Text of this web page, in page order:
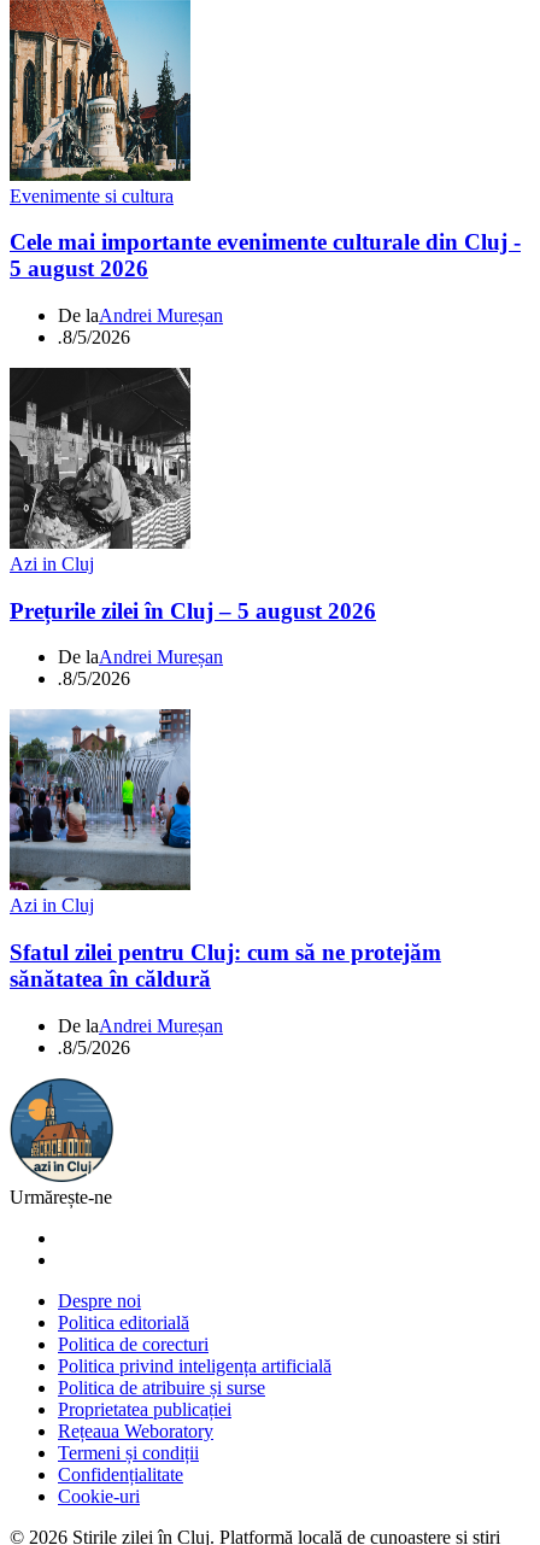
Evenimente si cultura
Cele mai importante evenimente culturale din Cluj -
5 august 2026
De laAndrei Mureșan
.8/5/2026
Azi in Cluj
Prețurile zilei în Cluj – 5 august 2026
De laAndrei Mureșan
.8/5/2026
Azi in Cluj
Sfatul zilei pentru Cluj: cum să ne protejăm
sănătatea în căldură
De laAndrei Mureșan
.8/5/2026
Urmărește-ne
Despre noi
Politica editorială
Politica de corecturi
Politica privind inteligența artificială
Politica de atribuire și surse
Proprietatea publicației
Rețeaua Weboratory
Termeni și condiții
Confidențialitate
Cookie-uri
© 2026 Știrile zilei în Cluj. Platformă locală de cunoaștere și știri